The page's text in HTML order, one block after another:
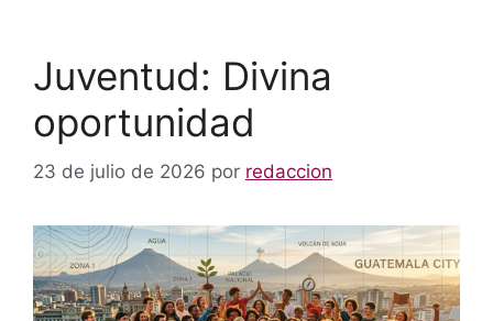
Juventud: Divina
oportunidad
23 de julio de 2026 por redaccion